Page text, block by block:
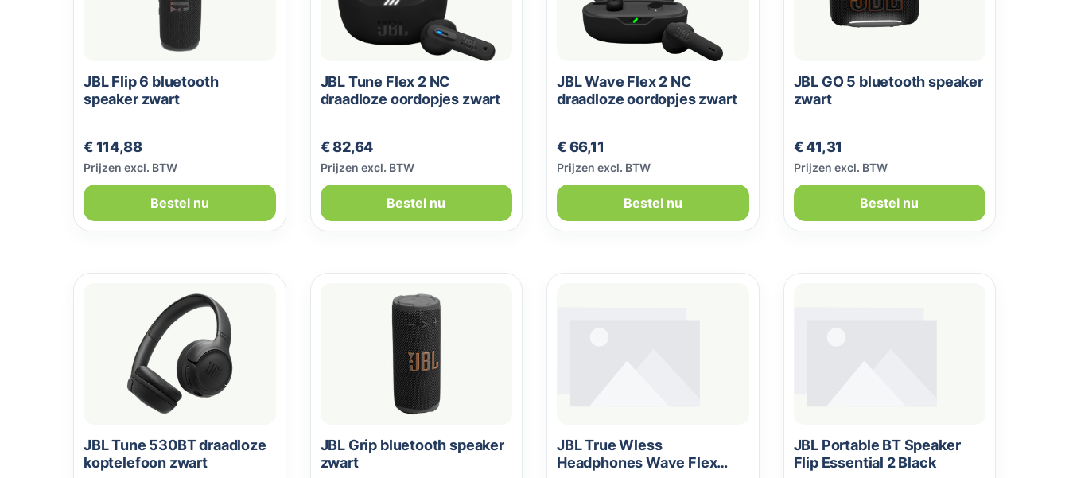
JBL Flip 6 bluetooth
speaker zwart
Normale prijs:
€ 114,88
Prijzen excl. BTW
Bestel nu
JBL Tune Flex 2 NC
draadloze oordopjes zwart
Normale prijs:
€ 82,64
Prijzen excl. BTW
Bestel nu
JBL Wave Flex 2 NC
draadloze oordopjes zwart
Normale prijs:
€ 66,11
Prijzen excl. BTW
Bestel nu
JBL GO 5 bluetooth speaker
zwart
Normale prijs:
€ 41,31
Prijzen excl. BTW
Bestel nu
JBL Tune 530BT draadloze
koptelefoon zwart
JBL Grip bluetooth speaker
zwart
JBL True Wless
Headphones Wave Flex
JBL Portable BT Speaker
Flip Essential 2 Black